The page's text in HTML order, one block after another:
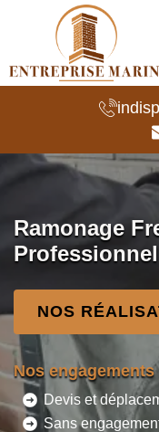
Ramonage
NOS
Nos engagements
Devis et
Sans